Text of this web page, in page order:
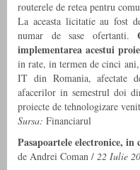
routerele de retea pentru
La aceasta licitatie au fost
numar de sase ofertanti.
implementarea acestui
in rate, in termen de cinci
IT din Ro­ma­nia, afectate
afacerilor in se­mestrul doi
proiecte de tehnologizare
Sursa: Financiarul
Pasapoartele electronice,
de Andrei Coman / 22 Iulie